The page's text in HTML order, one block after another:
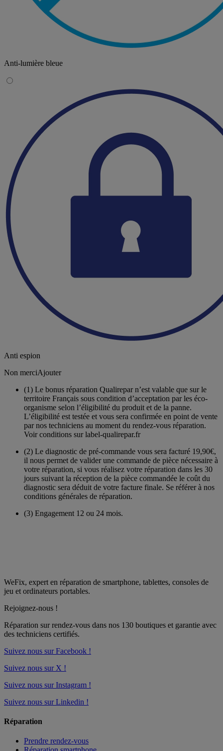
Anti-lumière bleue
Anti espion
Non merciAjouter
(1) Le bonus réparation Qualirepar n’est valable que sur le
territoire Français sous condition d’acceptation par les éco-
organisme selon l’éligibilité du produit et de la panne.
L’éligibilité est testée et vous sera confirmée en point de vente
par nos techniciens au moment du rendez-vous réparation.
Voir conditions sur label-qualirepar.fr
(2) Le diagnostic de pré-commande vous sera facturé 19,90€,
il nous permet de valider une commande de pièce nécessaire à
votre réparation, si vous réalisez votre réparation dans les 30
jours suivant la réception de la pièce commandée le coût du
diagnostic sera déduit de votre facture finale. Se référer à nos
conditions générales de réparation.
(3) Engagement 12 ou 24 mois.
WeFix, expert en réparation de smartphone, tablettes, consoles de
jeu et ordinateurs portables.
Rejoignez-nous !
Réparation sur rendez-vous dans nos 130 boutiques et garantie avec
des techniciens certifiés.
Suivez nous sur Facebook !
Suivez nous sur X !
Suivez nous sur Instagram !
Suivez nous sur Linkedin !
Réparation
Prendre rendez-vous